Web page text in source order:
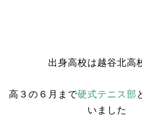
出身高校は越谷北高
高３の６月まで硬式テニス部
いました